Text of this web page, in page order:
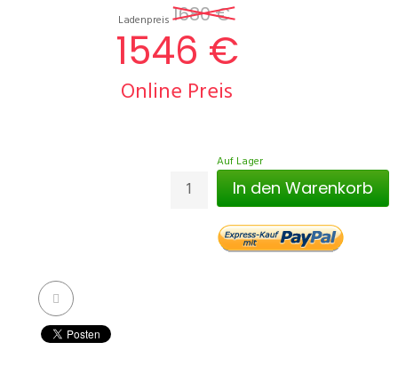
Ladenpreis 1680 €
1546 €
Online Preis
Auf Lager
In den Warenkorb